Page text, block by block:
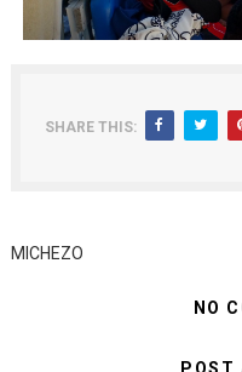
SHARE THIS:
MICHEZO
NO